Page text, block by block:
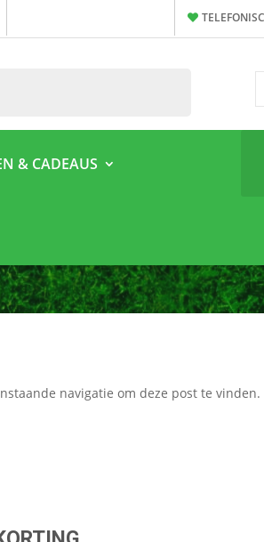
& CADEAUS
navigatie om deze post te vinden.